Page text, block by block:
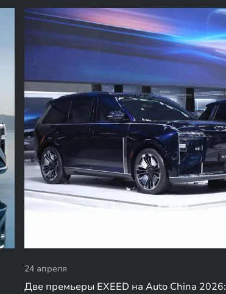
24 апреля
Две премьеры EXEED на Auto China 2026: